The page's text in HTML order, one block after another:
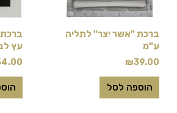
ברכת "אשר יצר" לתליה
ע"מ
₪39.00
הוספה לסל
עץ